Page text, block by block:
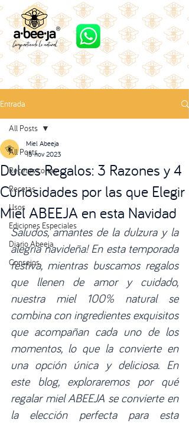
Entrada
All Posts
Recetas cortas
Recetas
Usos
Ediciones Especiales
Diario Abeeja
Consejos
All Posts
Dulces Regalos: 3 Razones y 4
Curiosidades por las que Elegir
Miel ABEEJA en esta Navidad
Miel Abeeja
15 nov 2023
Saludos, amantes de la dulzura y la
alegría navideña! En esta temporada
festiva, mientras buscamos regalos
que llenen de amor y cuidado,
nuestra miel 100% natural se
combina con ingredientes exquisitos
que acompañan cada uno de los
momentos, lo que la convierte en
una opción única y deliciosa. En
este blog, exploraremos por qué
regalar miel ABEEJA se convierte en
la elección perfecta para esta